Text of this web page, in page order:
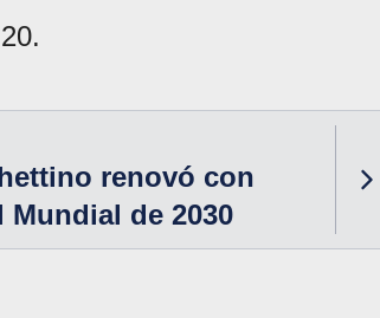
renovó con
de 2030